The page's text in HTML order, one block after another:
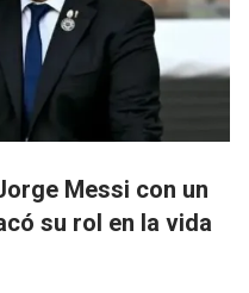
Messi con un
su rol en la vida